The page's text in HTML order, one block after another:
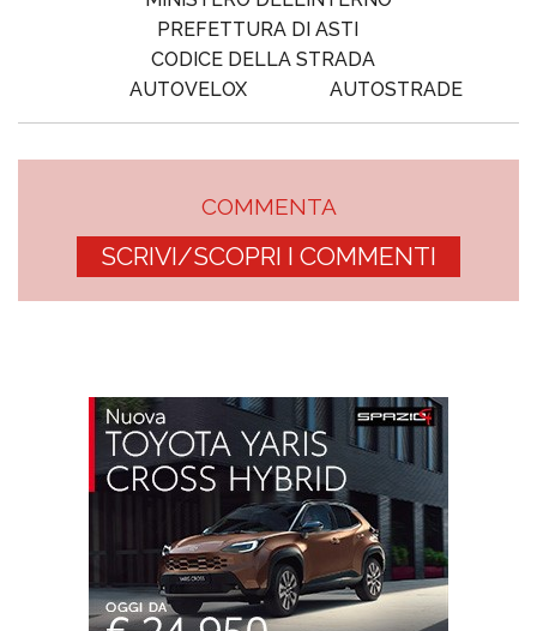
PREFETTURA DI ASTI
CODICE DELLA STRADA
AUTOVELOX
AUTOSTRADE
COMMENTA
SCRIVI/SCOPRI I COMMENTI